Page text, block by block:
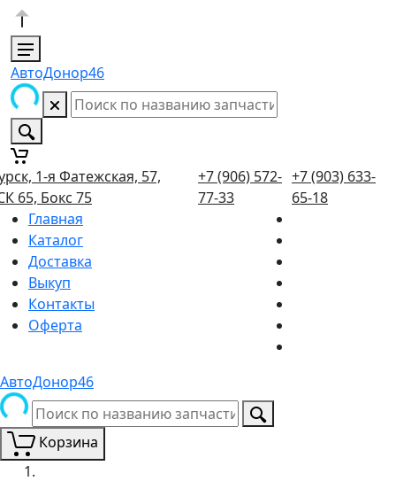
АвтоДонор46
1-я Фатежская, 57,
65, Бокс 75
+7 (906) 572-
77-33
+7 (903) 633-
65-18
Главная
Каталог
Доставка
Выкуп
Контакты
Оферта
АвтоДонор46
Корзина